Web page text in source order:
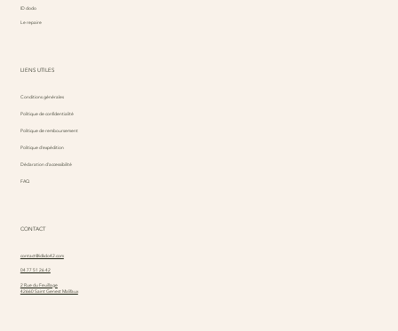
ID dodo
Le repaire
LIENS UTILES
Conditions générales
Politique de confidentialité
Politique de remboursement
Politique d'expédition
Déclaration d'accessibilité
FAQ
CONTACT
contact@idkdo42.com
04 77 51 26 42
2 Rue du Feuillage
42660 Saint Genest Malifaux